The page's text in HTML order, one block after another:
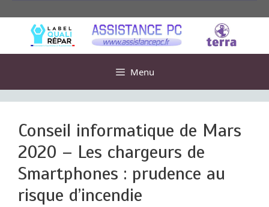
Menu
Conseil informatique de Mars
2020 – Les chargeurs de
Smartphones : prudence au
risque d’incendie